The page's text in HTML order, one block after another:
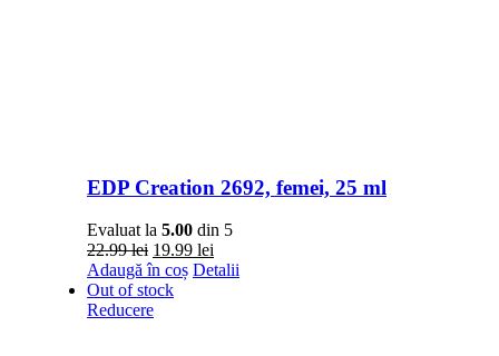
EDP Creation 2692, femei, 25 ml
Evaluat la 5.00din 5
22.99lei Prețul
inițial
a
fost:
19.99 leiPrețul
curent
Adaugă în coș Detalii
Out of stock
Reducere